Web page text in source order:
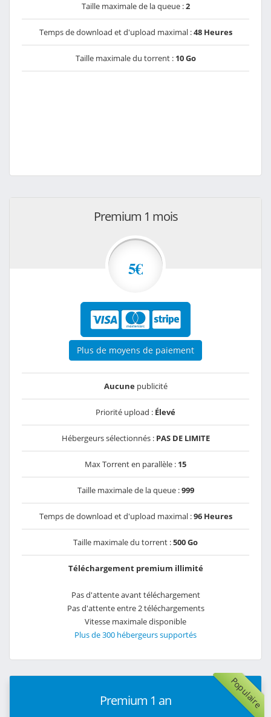
Taille maximale de la queue :2
Temps de download et d'upload maximal :48 Heures
Taille maximale du torrent : 10 Go
Premium 1 mois
5€
Plus de moyens de paiement
Aucunepublicité
Priorité upload : Élevé
Hébergeurs sélectionnés : PAS DE LIMITE
Max Torrent en parallèle : 15
Taille maximale de la queue :999
Temps de download et d'upload maximal :96 Heures
Taille maximale du torrent :500 Go
Téléchargement premium illimité
Pas d'attente avant téléchargement
Pas d'attente entre 2 téléchargements
Vitesse maximale disponible
Plus de 300 hébergeurs supportés
Populaire
Premium 1 an